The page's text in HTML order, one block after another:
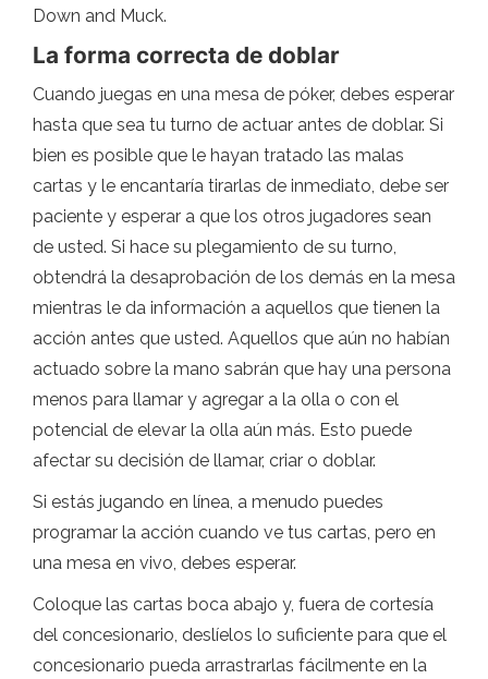
Down and Muck.
La forma correcta de doblar
Cuando juegas en una mesa de póker, debes esperar
hasta que sea tu turno de actuar antes de doblar. Si
bien es posible que le hayan tratado las malas
cartas y le encantaría tirarlas de inmediato, debe ser
paciente y esperar a que los otros jugadores sean
de usted. Si hace su plegamiento de su turno,
obtendrá la desaprobación de los demás en la mesa
mientras le da información a aquellos que tienen la
acción antes que usted. Aquellos que aún no habían
actuado sobre la mano sabrán que hay una persona
menos para llamar y agregar a la olla o con el
potencial de elevar la olla aún más. Esto puede
afectar su decisión de llamar, criar o doblar.
Si estás jugando en línea, a menudo puedes
programar la acción cuando ve tus cartas, pero en
una mesa en vivo, debes esperar.
Coloque las cartas boca abajo y, fuera de cortesía
del concesionario, deslíelos lo suficiente para que el
concesionario pueda arrastrarlas fácilmente en la